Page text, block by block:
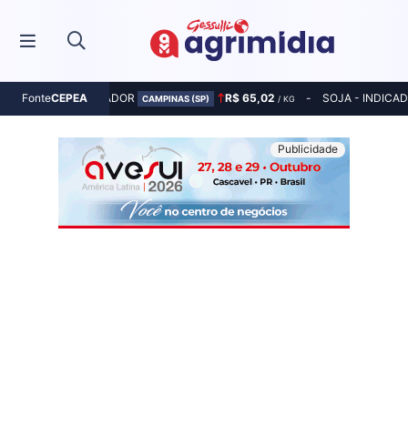
FonteCEPEA
MILHO - INDICADOR CAMPINAS (SP) R$ 65,02 / KG SOJA -